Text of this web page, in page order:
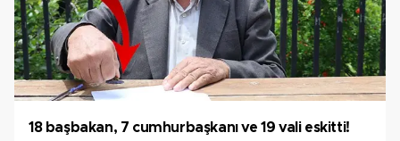
18 başbakan, 7 cumhurbaşkanı ve 19 vali eskitti!